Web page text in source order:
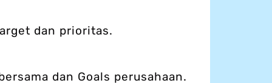
dan prioritas.
dan Goals perusahaan.